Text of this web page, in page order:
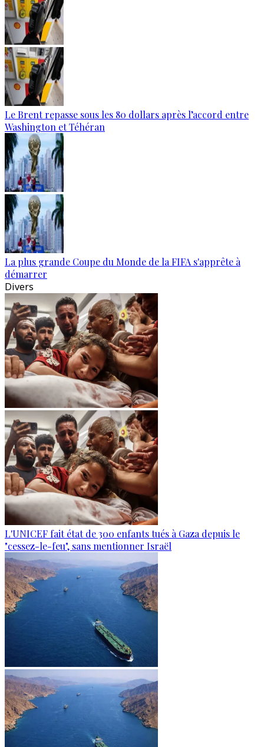
Le Brent repasse sous les 80 dollars après l’accord entre
Washington et Téhéran
La plus grande Coupe du Monde de la FIFA s'apprête à
démarrer
Divers
L'UNICEF fait état de 300 enfants tués à Gaza depuis le
"cessez-le-feu", sans mentionner Israël